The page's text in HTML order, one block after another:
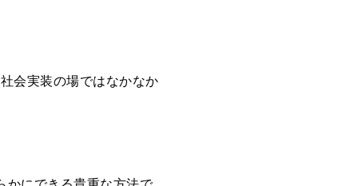
会実装の場ではなかなか